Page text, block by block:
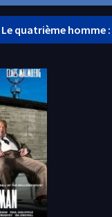
quatrième homme :